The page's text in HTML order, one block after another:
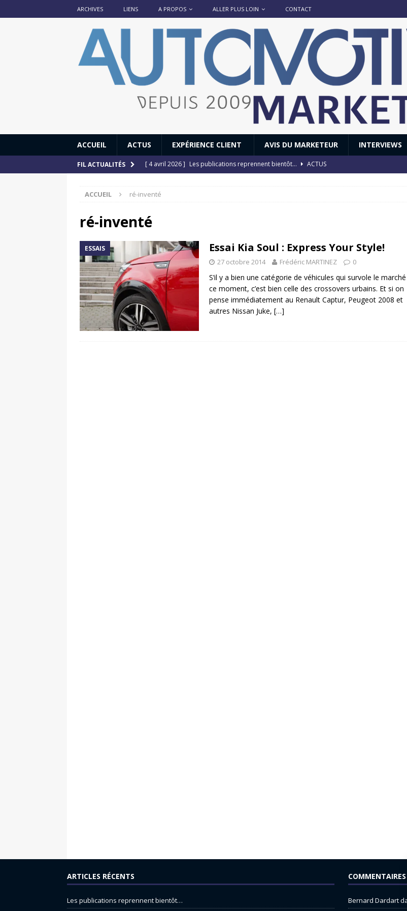
ARCHIVES LIENS A PROPOS ALLER PLUS LOIN CONTACT
ACCUEIL ACTUS EXPÉRIENCE CLIENT AVIS DU MARKETEUR INTERVIEWS
FIL ACTUALITÉS [ 4 avril 2026 ] Les publications reprennent bientôt…
ACTUS
[ 12 juillet 2025 ]
[ 6 juillet 2025 ]
[ 11 avril 2020 ] #StayHome : Honda dévoile un spot publicitaire… confiné! ACTUS
ACCUEIL ré-inventé
ré-inventé
ESSAIS Essai Kia Soul : Express Your Style!
27 octobre 2014 Frédéric MARTINEZ 0
S’il y a bien une catégorie de véhicules qui survole le
ce moment, c’est bien celle des crossovers urbains. Et si on
pense immédiatement au Renault Captur, Peugeot 2008 et
autres Nissan Juke, […]
ARTICLES RÉCENTS
Les publications reprennent bientôt… Bernard Dardart